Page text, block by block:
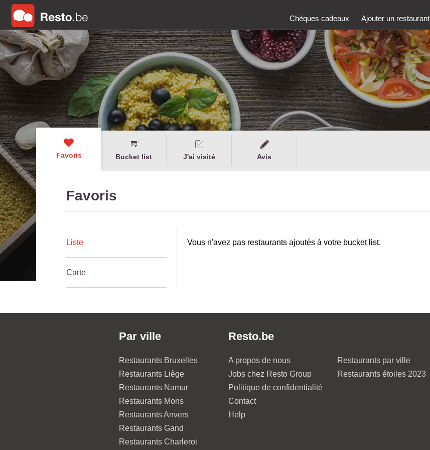
Chèques cadeaux Ajouter un restaurant
Favoris Bucket list J'ai visité Avis
Favoris
Liste
Carte
Vous n'avez pas restaurants ajoutés à votre bucket list.
Par ville
Restaurants Bruxelles
Restaurants Liège
Restaurants Namur
Restaurants Mons
Restaurants Anvers
Restaurants Gand
Restaurants Charleroi
Resto.be
A propos de nous
Jobs chez Resto Group
Politique de confidentialité
Contact
Help
Restaurants par ville
Restaurants étoiles 2023